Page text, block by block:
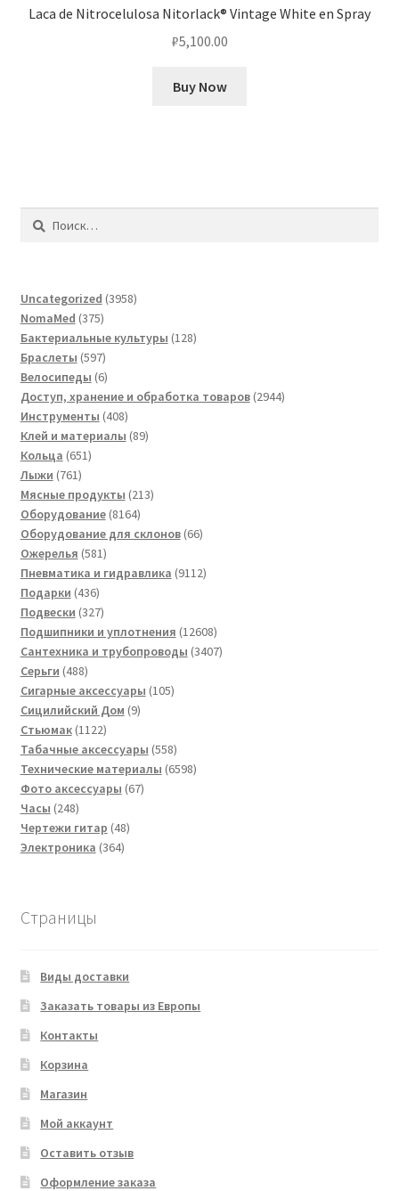
Laca de Nitrocelulosa Nitorlack® Vintage White en Spray
₽5,100.00
Buy Now
Найти:
Uncategorized 39583958
NomaMed 375375
товаров
Бактериальные культуры 128128
Браслеты 597597
товаров
Велосипеды 66
товаров
Доступ, хранение и обработка товаров 29442944
Инструменты 408408
товаров
Клей и материалы 8989
Кольца 651651
Лыжи 761761
товар
Мясные продукты 213213
Оборудование 81648164
товара
Оборудование для склонов 6666
Ожерелья 581581
товар
Пневматика и гидравлика 91129112
Подарки 436436
товаров
Подвески 327327
товаров
Подшипники и уплотнения 1260812608
товаров
Сантехника и трубопроводы 34073407
Серьги 488488
товаров
Сигарные аксессуары 105105
Сицилийский Дом 99
Стьюмак 11221122
товара
Табачные аксессуары 558558
товаров
Технические материалы 65986598
Фото аксессуары 6767
Часы 248248
товаров
Чертежи гитар 4848
Электроника 364364
Страницы
Виды доставки
Заказать товары из Европы
Контакты
Корзина
Магазин
Мой аккаунт
Оставить отзыв
Оформление заказа